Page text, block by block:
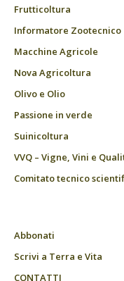
Frutticoltura
Informatore Zootecnico
Macchine Agricole
Nova Agricoltura
Olivo e Olio
Passione in verde
Suinicoltura
VVQ – Vigne, Vini e
Comitato tecnico
Abbonati
Scrivi a Terra e Vita
CONTATTI